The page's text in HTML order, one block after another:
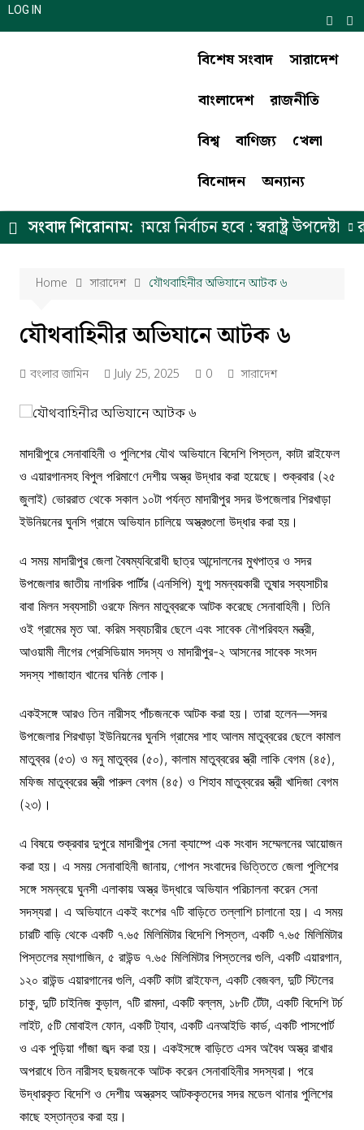
LOG IN
বিশেষ সংবাদ
সারাদেশ
বাংলাদেশ
রাজনীতি
বিশ্ব
বাণিজ্য
খেলা
বিনোদন
অন্যান্য
সংবাদ শিরোনাম:
উপদেষ্টার ঘোষিত সময়ে নির্বাচন হবে : স্বরাষ্ট্র উপদেষ্টা
Home সারাদেশ যৌথবাহিনীর অভিযানে আটক ৬
যৌথবাহিনীর অভিযানে আটক ৬
বংলার জামিন July 25, 2025 0 সারাদেশ
মাদারীপুরে সেনাবাহিনী ও পুলিশের যৌথ অভিযানে বিদেশি পিস্তল, কাটা রাইফেল
ও এয়ারগানসহ বিপুল পরিমাণে দেশীয় অস্ত্র উদ্ধার করা হয়েছে। শুক্রবার (২৫
জুলাই) ভোররাত থেকে সকাল ১০টা পর্যন্ত মাদারীপুর সদর উপজেলার শিরখাড়া
ইউনিয়নের ঘুনসি গ্রামে অভিযান চালিয়ে অস্ত্রগুলো উদ্ধার করা হয়।
এ সময় মাদারীপুর জেলা বৈষম্যবিরোধী ছাত্র আন্দোলনের মুখপাত্র ও সদর
উপজেলার জাতীয় নাগরিক পার্টির (এনসিপি) যুগ্ম সমন্বয়কারী তুষার সব্যসাচীর
বাবা মিলন সব্যসাচী ওরফে মিলন মাতুব্বরকে আটক করেছে সেনাবাহিনী। তিনি
ওই গ্রামের মৃত আ. করিম সব্যচারীর ছেলে এবং সাবেক নৌপরিবহন মন্ত্রী,
আওয়ামী লীগের প্রেসিডিয়াম সদস্য ও মাদারীপুর-২ আসনের সাবেক সংসদ
সদস্য শাজাহান খানের ঘনিষ্ঠ লোক।
একইসঙ্গে আরও তিন নারীসহ পাঁচজনকে আটক করা হয়। তারা হলেন—সদর
উপজেলার শিরখাড়া ইউনিয়নের ঘুনসি গ্রামের শাহ আলম মাতুব্বরের ছেলে কামাল
মাতুব্বর (৫৩) ও মনু মাতুব্বর (৫০), কালাম মাতুব্বরের স্ত্রী লাকি বেগম (৪৫),
মফিজ মাতুব্বরের স্ত্রী পারুল বেগম (৪৫) ও শিহাব মাতুব্বরের স্ত্রী খাদিজা বেগম
(২৩)।
এ বিষয়ে শুক্রবার দুপুরে মাদারীপুর সেনা ক্যাম্পে এক সংবাদ সম্মেলনের আয়োজন
করা হয়। এ সময় সেনাবাহিনী জানায়, গোপন সংবাদের ভিত্তিতে জেলা পুলিশের
সঙ্গে সমন্বয়ে ঘুনসী এলাকায় অস্ত্র উদ্ধারে অভিযান পরিচালনা করেন সেনা
সদস্যরা। এ অভিযানে একই বংশের ৭টি বাড়িতে তল্লাশি চালানো হয়। এ সময়
চারটি বাড়ি থেকে একটি ৭.৬৫ মিলিমিটার বিদেশি পিস্তল, একটি ৭.৬৫ মিলিমিটার
পিস্তলের ম্যাগাজিন, ৫ রাউন্ড ৭.৬৫ মিলিমিটার পিস্তলের গুলি, একটি এয়ারগান,
১২০ রাউন্ড এয়ারগানের গুলি, একটি কাটা রাইফেল, একটি বেজবল, দুটি স্টিলের
চাকু, দুটি চাইনিজ কুড়াল, ৭টি রামদা, একটি বল্লম, ১৮টি টেঁটা, একটি বিদেশি টর্চ
লাইট, ৫টি মোবাইল ফোন, একটি ট্যাব, একটি এনআইডি কার্ড, একটি পাসপোর্ট
ও এক পুড়িয়া গাঁজা জব্দ করা হয়। একইসঙ্গে বাড়িতে এসব অবৈধ অস্ত্র রাখার
অপরাধে তিন নারীসহ ছয়জনকে আটক করেন সেনাবাহিনীর সদস্যরা। পরে
উদ্ধারকৃত বিদেশি ও দেশীয় অস্ত্রসহ আটককৃতদের সদর মডেল থানার পুলিশের
কাছে হস্তান্তর করা হয়।